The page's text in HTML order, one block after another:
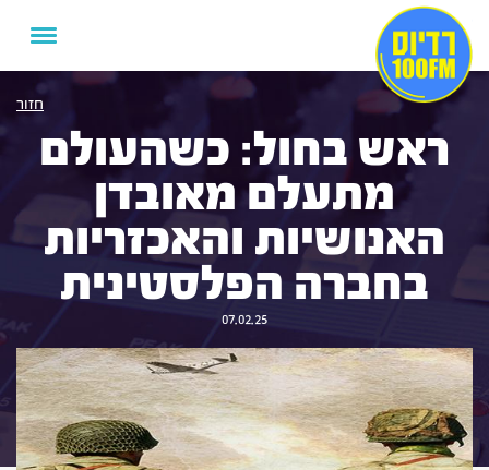
חזור
ראש בחול: כשהעולם
מתעלם מאובדן
האנושיות והאכזריות
בחברה הפלסטינית
07.02.25